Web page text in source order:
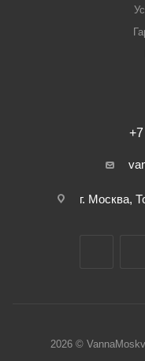
г. Москва,
2026 ©